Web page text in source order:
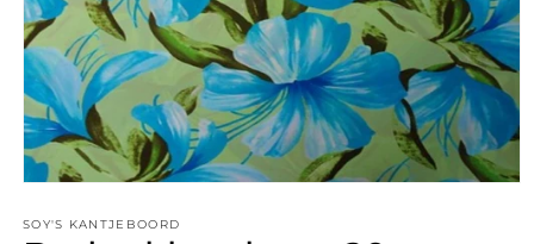
SOY'S KANTJEBOORD